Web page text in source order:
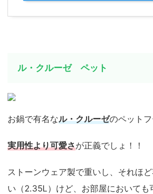
ル・クルーゼ ペット
お鍋で有名なル・クルーゼのペットフ
実用性より可愛さが正義でしょ！！
ストーンウェア製で重いし、それほ
い（2.35L）けど、お部屋においても